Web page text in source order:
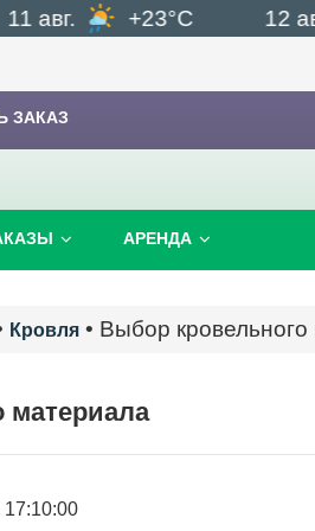
+23°C 12 авг.
ЗАКАЗ
АРЕНДА
Кровля • Выбор
материала
17:10:00